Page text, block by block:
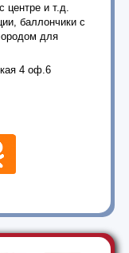
центре и т.д.
баллончики с
для
4 оф.6